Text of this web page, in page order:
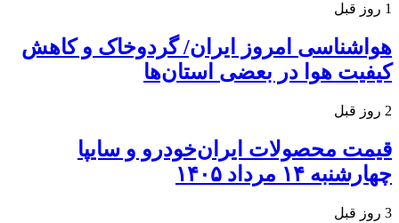
1 روز قبل
هواشناسی امروز ایران/ گردوخاک و کاهش
کیفیت هوا در بعضی استان‌ها
2 روز قبل
قیمت محصولات ایران‌خودرو و سایپا
چهارشنبه ۱۴ مرداد ۱۴۰۵
3 روز قبل